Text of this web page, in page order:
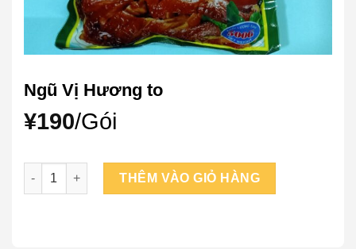
Ngũ Vị Hương to
¥190/Gói
Ngũ Vị Hương to số lượng
THÊM VÀO GIỎ HÀNG